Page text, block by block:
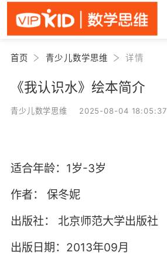
首页 青少儿数学思维 详情
《我认识水》绘本简介
青少儿数学思维 2025-08-04 18:05:37
适合年龄：1岁-3岁
作者：
保冬妮
出版社：
北京师范大学出版社
出版日期：2013年09月